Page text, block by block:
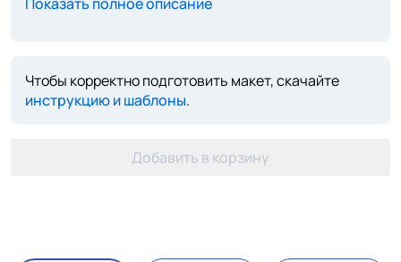
Чтобы корректно подготовить макет, скачайте
инструкцию и шаблоны.
Добавить в корзину